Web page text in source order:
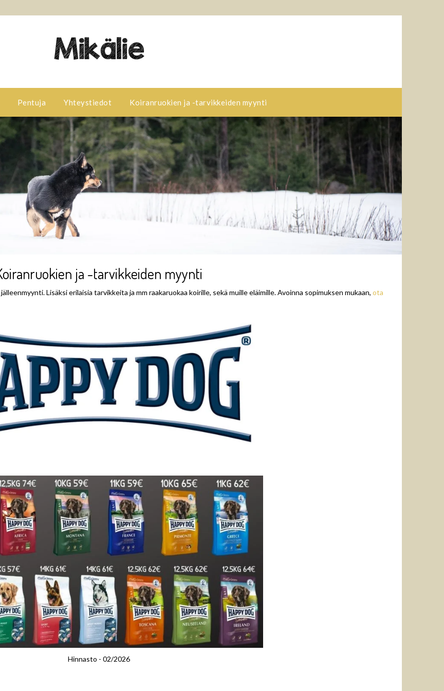
Pentuja Yhteystiedot Koiranruokien ja -tarvikkeiden myynti​
ja -tarvikkeiden myynti
Lisäksi erilaisia tarvikkeita ja mm raakaruokaa koirille, sekä muille eläimille. Avoinna sopimuksen mukaan, ota
Hinnasto - 02/2026